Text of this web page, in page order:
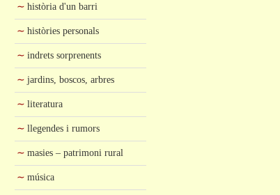
història d'un barri
històries personals
indrets sorprenents
jardins, boscos, arbres
literatura
llegendes i rumors
masies – patrimoni rural
música